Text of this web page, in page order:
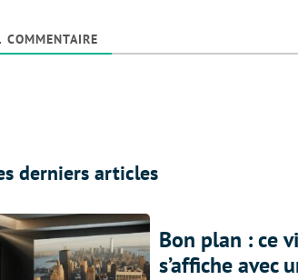
COMMENTAIRE
derniers articles
Bon plan : ce
s’affiche avec